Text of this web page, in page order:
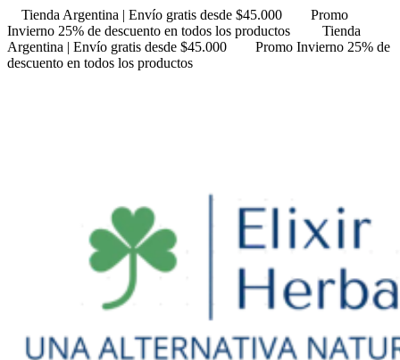
Tienda Argentina | Envío gratis desde $45.000
Promo
Invierno 25% de descuento en todos los productos
Tienda
Argentina | Envío gratis desde $45.000
Promo Invierno 25% de
descuento en todos los productos